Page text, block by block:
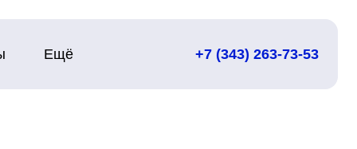
Ещё +7 (343) 263-73-53